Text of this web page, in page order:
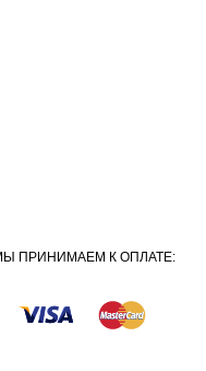
ПРИНИМАЕМ К ОПЛАТЕ: